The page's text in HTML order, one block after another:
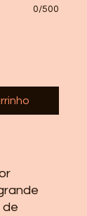
0/500
de